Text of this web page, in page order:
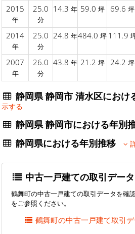
2015
年
25.0
分
14.3 年 59.0 坪 69.6 坪
2014
年
25.0
分
24.8 年484.0 坪 111.9
2007
年
26.0
分
43.8 年 21.2 坪 24.2 坪
静岡県 静岡市 清水区にお
示する
静岡県 静岡市における年
静岡県における年別推移
中古一戸建ての取引データ
鶴舞町の中古一戸建ての取引データを確
をご参照ください。
鶴舞町の中古一戸建て取引